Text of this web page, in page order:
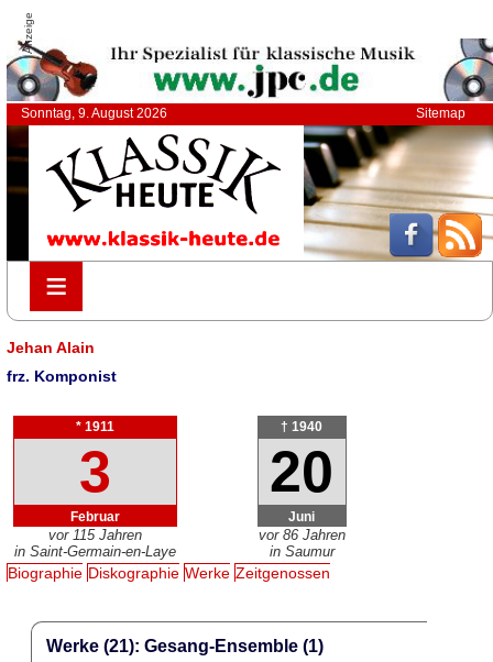
Anzeige
Sonntag, 9. August 2026 Sitemap
≡
≡
Jehan Alain
frz. Komponist
* 1911
3
Februar
vor 115 Jahren
in Saint-Germain-en-Laye
† 1940
20
Juni
vor 86 Jahren
in Saumur
Biographie Diskographie Werke Zeitgenossen
Werke (21): Gesang-Ensemble (1)